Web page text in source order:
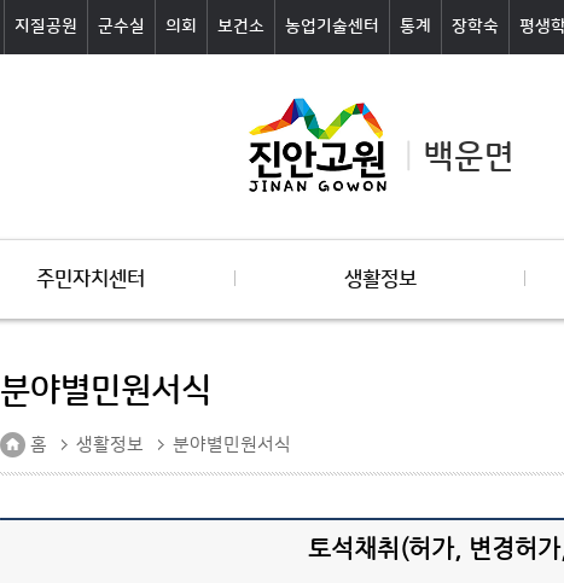
지질공원 군수실 의회 보건소 농업기술센터 통계 장학숙 평생
백운면
주민자치센터 생활정보
분야별민원서식
홈 생활정보 분야별민원서식
토석채취(허가, 변경허